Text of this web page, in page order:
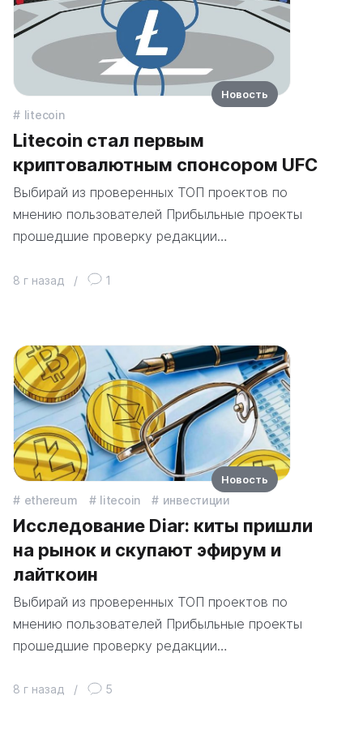
litecoin
Litecoin стал первым
криптовалютным спонсором UFC
Выбирай из проверенных ТОП проектов по
мнению пользователей Прибыльные проекты
прошедшие проверку редакции…
8 г назад / 1
Новость
ethereum litecoin инвестиции
Исследование Diar: киты пришли
на рынок и скупают эфирум и
лайткоин
Выбирай из проверенных ТОП проектов по
мнению пользователей Прибыльные проекты
прошедшие проверку редакции…
8 г назад / 5
Новость